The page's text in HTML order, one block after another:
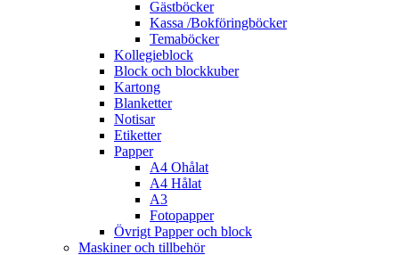
Gästböcker
Kassa /Bokföringböcker
Temaböcker
Kollegieblock
Block och blockkuber
Kartong
Blanketter
Notisar
Etiketter
Papper
A4 Ohålat
A4 Hålat
A3
Fotopapper
Övrigt Papper och block
Maskiner och tillbehör